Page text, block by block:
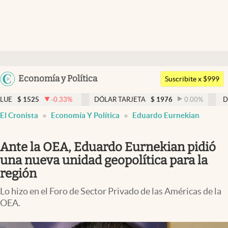
Argentina
Uruguay
Economía y Política
Members
Economía y Política
Finanzas y Mercados
Negocios
Columnistas
Otras secciones
Suscribite x $999
-0.33% DÓLAR TARJETA $ 1976 0.00% DÓLAR MEP
El Cronista Economía Y Política Eduardo Eurnekian
Ante la OEA, Eduardo Eurnekian pidió
una nueva unidad geopolítica para la
región
Lo hizo en el Foro de Sector Privado de las Américas de la
OEA.